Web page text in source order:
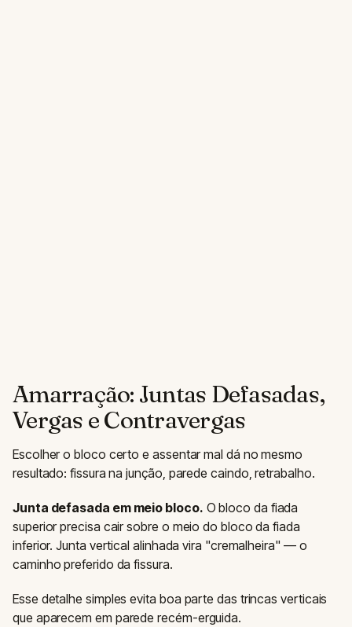
Amarração: Juntas Defasadas,
Vergas e Contravergas
Escolher o bloco certo e assentar mal dá no mesmo
resultado: fissura na junção, parede caindo, retrabalho.
Junta defasada em meio bloco. O bloco da fiada
superior precisa cair sobre o meio do bloco da fiada
inferior. Junta vertical alinhada vira "cremalheira" — o
caminho preferido da fissura.
Esse detalhe simples evita boa parte das trincas verticais
que aparecem em parede recém-erguida.